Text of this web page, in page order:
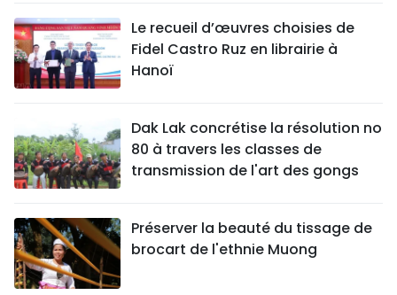
Le recueil d’œuvres choisies de
Fidel Castro Ruz en librairie à
Hanoï
Dak Lak concrétise la résolution no
80 à travers les classes de
transmission de l'art des gongs
Préserver la beauté du tissage de
brocart de l'ethnie Muong